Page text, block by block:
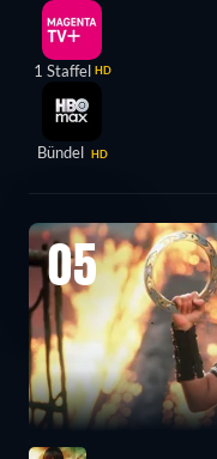
1 Staffel HD
Bündel HD
05